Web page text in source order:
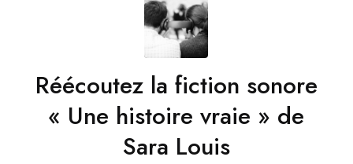
Réécoutez la fiction sonore
« Une histoire vraie » de
Sara Louis